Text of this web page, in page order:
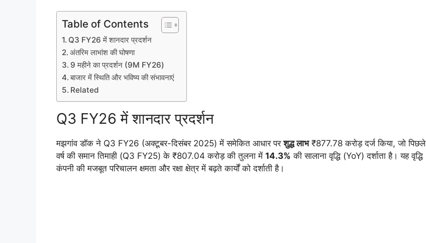
Table of Contents
Q3 FY26 में शानदार प्रदर्शन
अंतरिम लाभांश की घोषणा
9 महीने का प्रदर्शन (9M FY26)
बाजार में स्थिति और भविष्य की संभावनाएं
Related
Q3 FY26 में शानदार प्रदर्शन
मझगांव डॉक ने Q3 FY26 (अक्टूबर-दिसंबर 2025) में समेकित आधार परशुद्ध लाभ₹877.78 करोड़ दर्ज किया, जो पिछले
वर्ष की समान तिमाही (Q3 FY25) के ₹807.04 करोड़ की तुलना में 14.3% की सालाना वृद्धि (YoY) दर्शाता है। यह वृद्धि
कंपनी की मजबूत परिचालन क्षमता और रक्षा क्षेत्र में बढ़ते कार्यों को दर्शाती है।